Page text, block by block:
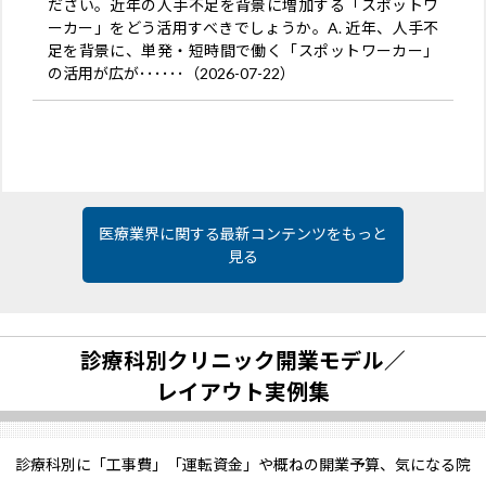
ださい。近年の人手不足を背景に増加する「スポットワ
ーカー」をどう活用すべきでしょうか。A. 近年、人手不
足を背景に、単発・短時間で働く「スポットワーカー」
の活用が広が･･････（2026-07-22）
医療業界に関する最新コンテンツをもっと
見る
診療科別クリニック開業モデル／
レイアウト実例集
診療科別に「工事費」「運転資金」や概ねの開業予算、気になる院